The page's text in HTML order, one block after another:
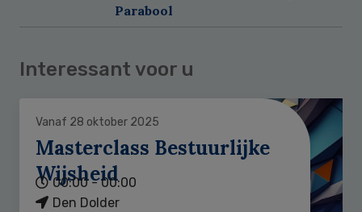
Parabool
Interessant voor u
Vanaf 28 oktober 2025
Masterclass Bestuurlijke
Wijsheid
00:00 - 00:00
Den Dolder